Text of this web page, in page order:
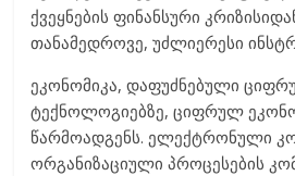
ქვეყნების ფინანსური
თანამედროვე, უძლიერესი
ეკონომიკა, დაფუძნებული
ტექნოლოგიებზე, ციფრულ
წარმოადგენს. ელექტრონული
ორგანიზაციული პროცესების